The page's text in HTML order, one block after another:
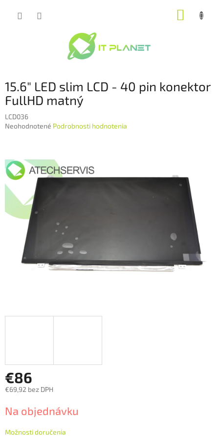
15.6" LED slim LCD - 40 pin konektor
FullHD matný
LCD036
Priemerné
0,0
z
hviezdičiek.
Neohodnotené Podrobnosti hodnotenia
€86
€69,92 bez DPH
cena:
Na objednávku
Možnosti doručenia